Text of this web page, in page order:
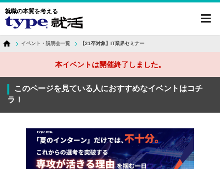
就職の本質を考える
イベント・説明会一覧 【21卒対象】IT業界セミナー
本イベントは開催終了しました。
このページを見ている人におすすめなイベントはコチ
ラ！